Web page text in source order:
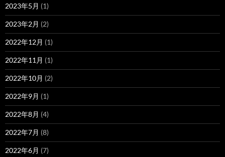
2023年5月 (1)
2023年2月 (2)
2022年12月 (1)
2022年11月 (1)
2022年10月 (2)
2022年9月 (1)
2022年8月 (4)
2022年7月 (8)
2022年6月 (7)